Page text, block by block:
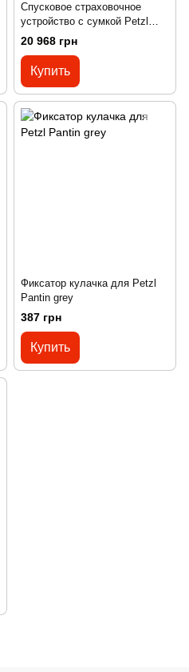
Спусковое страховочное
устройство с сумкой Petzl
Exo Eashook 15 м black
20 968 грн
Купить
Фиксатор кулачка для Petzl
Pantin grey
387 грн
Купить